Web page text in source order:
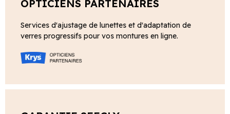
OPTICIENS PARTENAIRES
Services d'ajustage de lunettes et d'adaptation de
verres progressifs pour vos montures en ligne.